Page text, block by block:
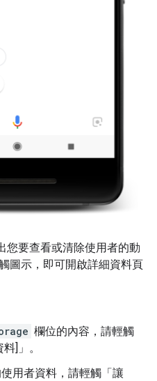
您要查看或清除使用者的動
圖示，即可開啟詳細資料頁
欄位的內容，請輕觸
]」 。
用者資料，請輕觸「讓